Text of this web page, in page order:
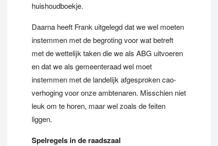
huishoudboekje.
Daarna heeft Frank uitgelegd dat we wel moeten
instemmen met de begroting voor wat betreft
met de wettelijk taken die we als ABG uitvoeren
en dat we als gemeenteraad wel moet
instemmen met de landelijk afgesproken cao-
verhoging voor onze ambtenaren. Misschien niet
leuk om te horen, maar wel zoals de feiten
liggen.
Spelregels in de raadszaal